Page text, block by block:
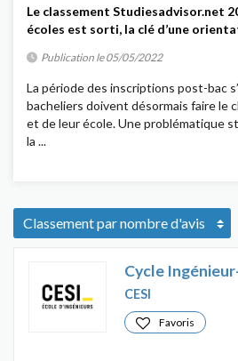
Le classement Studiesadvisor.net
écoles est sorti, la clé d’une
Publication le 05/05/2022
La période des inscriptions post-bac
bacheliers doivent désormais faire le
et de leur école. Une problématique
la ...
Cycle
CESI
Favoris